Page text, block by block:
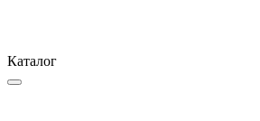
Каталог